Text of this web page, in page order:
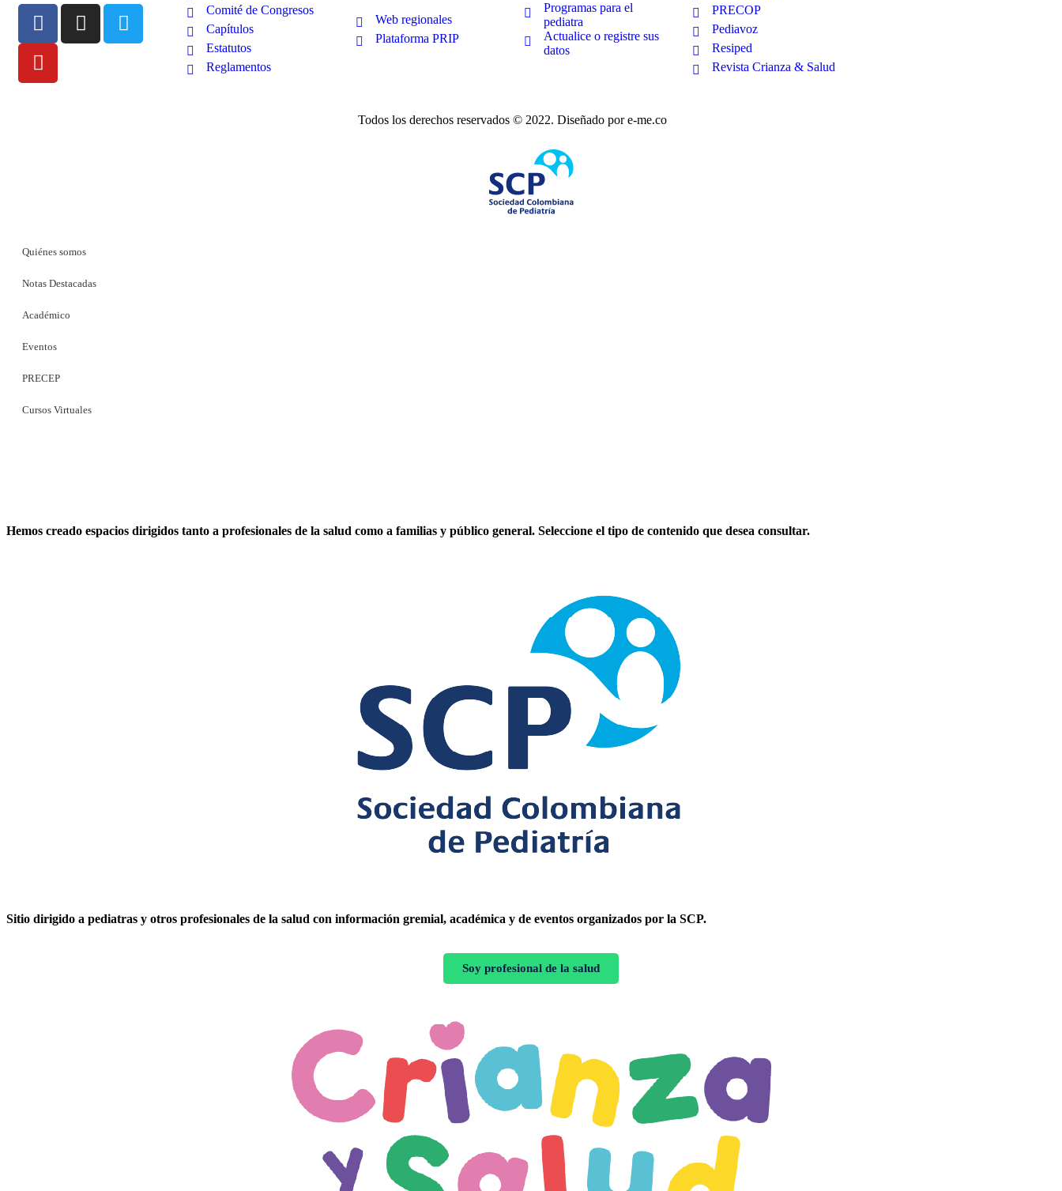
Comité de Congresos
Capítulos
Estatutos
Reglamentos
Web regionales
Plataforma PRIP
Programas para el
pediatra
Actualice o registre sus
datos
PRECOP
Pediavoz
Resiped
Revista Crianza & Salud
Todos los derechos reservados © 2022. Diseñado por e-me.co
Quiénes somos
Notas Destacadas
Académico
Eventos
PRECEP
Cursos Virtuales
Hemos creado espacios dirigidos tanto a profesionales de la salud como a familias y público general. Seleccione el tipo de contenido que desea consultar.
Sitio dirigido a pediatras y otros profesionales de la salud con información gremial, académica y de eventos organizados por la SCP.
Soy profesional de la salud